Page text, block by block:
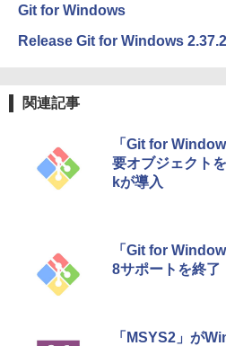
ンコード版
￥3,600
￥1,292
￥1,600
ージ、防水、
New
11インチカラ
レージ、ノ
￥115,980
Git for Windows
Release Git for Windows
関連記事
「Git for
要オブジェクト
kが導入
「Git for
8サポートを終了
「MSYS2」が